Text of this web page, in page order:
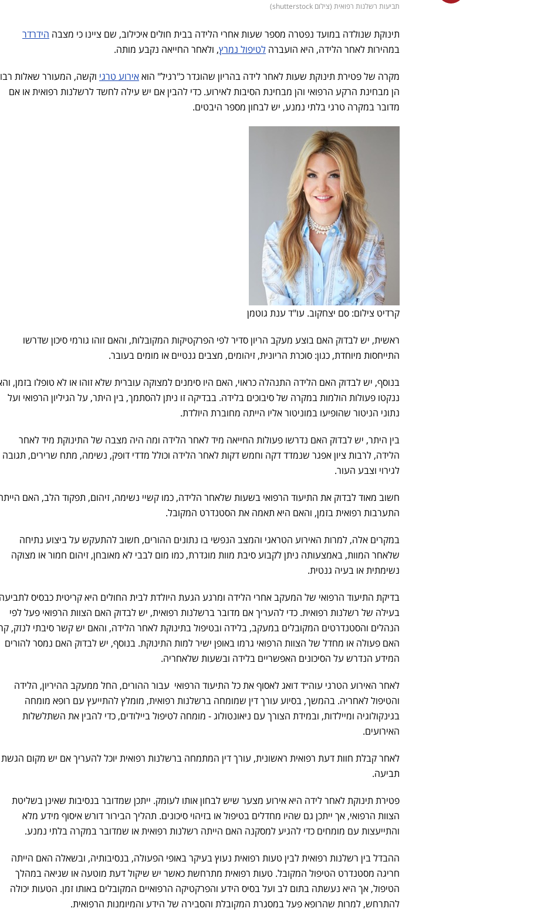
תביעות רשלנות רפואית (צילום shutterstock)
תינוקת שנולדה במועד נפטרה מספר שעות אחרי הלידה בבית חולים איכילוב, שם ציינו כי מצבה הידרדר
במהירות לאחר הלידה, היא הועברה לטיפול נמרץ, ולאחר החייאה נקבע מותה.
מקרה של פטירת תינוקת שעות לאחר לידה בהריון שהוגדר כ"רגיל" הואאירוע טרגי וקשה, המעורר שאלות
הן מבחינת הרקע הרפואי והן מבחינת הסיבות לאירוע. כדי להבין אם יש עילה לחשד לרשלנות רפואית או אם
מדובר במקרה טרגי בלתי נמנע, יש לבחון מספר היבטים.
קרדיט צילום: סם יצחקוב. עו"ד ענת גוטמן
ראשית, יש לבדוק האם בוצע מעקב הריון סדיר לפי הפרקטיקות המקובלות, והאם זוהו גורמי סיכון שדרשו
התייחסות מיוחדת, כגון: סוכרת הריונית, זיהומים, מצבים גנטיים או מומים בעובר.
בנוסף, יש לבדוק האם הלידה התנהלה כראוי, האם היו סימנים למצוקה עוברית שלא זוהו או לא טופלו בזמן,
ננקטו פעולות הולמות במקרה של סיבוכים בלידה. בבדיקה זו ניתן להסתמך, בין היתר, על הגיליון הרפואי ועל
נתוני הניטור שהופיעו במוניטור אליו הייתה מחוברת היולדת.
בין היתר, יש לבדוק האם נדרשו פעולות החייאה מיד לאחר הלידה ומה היה מצבה של התינוקת מיד לאחר
הלידה, לרבות ציון אפגר שנמדד דקה וחמש דקות לאחר הלידה וכולל מדדי דופק, נשימה, מתח שרירים, תגובה
לגירוי וצבע העור.
חשוב מאוד לבדוק את התיעוד הרפואי בשעות שלאחר הלידה, כמו קשיי נשימה, זיהום, תפקוד הלב, האם
התערבות רפואית בזמן, והאם היא תאמה את הסטנדרט המקובל.
במקרים אלה, למרות האירוע הטראגי והמצב הנפשי בו נתונים ההורים, חשוב להתעקש על ביצוע נתיחה
שלאחר המוות, באמצעותה ניתן לקבוע סיבת מוות מוגדרת, כמו מום לבבי לא מאובחן, זיהום חמור או מצוקה
נשימתית או בעיה גנטית.
בדיקת התיעוד הרפואי של המעקב אחרי הלידה ומרגע הגעת היולדת לבית החולים היא קריטית כבסיס לתביעה
בעילה של רשלנות רפואית. כדי להעריך אם מדובר ברשלנות רפואית, יש לבדוק האם הצוות הרפואי פעל לפי
הנהלים והסטנדרטים המקובלים במעקב, בלידה ובטיפול בתינוקת לאחר הלידה, והאם יש קשר סיבתי לנזק,
האם פעולה או מחדל של הצוות הרפואי גרמו באופן ישיר למות התינוקת. בנוסף, יש לבדוק האם נמסר להורים
המידע הנדרש על הסיכונים האפשריים בלידה ובשעות שלאחריה.
לאחר האירוע הטרגי עוה״ד דואג לאסוף את כל התיעוד הרפואי עבור ההורים, החל ממעקב ההיריון, הלידה
והטיפול לאחריה. בהמשך, בסיוע עורך דין שמומחה ברשלנות רפואית, מומלץ להתייעץ עם רופא מומחה
בגינקולוגיה ומיילדות, ובמידת הצורך עם ניאונטולוג - מומחה לטיפול ביילודים, כדי להבין את השתלשלות
האירועים.
לאחר קבלת חוות דעת רפואית ראשונית, עורך דין המתמחה ברשלנות רפואית יוכל להעריך אם יש מקום הגשת
תביעה.
פטירת תינוקת לאחר לידה היא אירוע מצער שיש לבחון אותו לעומק. ייתכן שמדובר בנסיבות שאינן בשליטת
הצוות הרפואי, אך ייתכן גם שהיו מחדלים בטיפול או בזיהוי סיכונים. תהליך הבירור דורש איסוף מידע מלא
והתייעצות עם מומחים כדי להגיע למסקנה האם הייתה רשלנות רפואית או שמדובר במקרה בלתי נמנע.
ההבדל בין רשלנות רפואית לבין טעות רפואית נעוץ בעיקר באופי הפעולה, בנסיבותיה, ובשאלה האם הייתה
חריגה מסטנדרט הטיפול המקובל. טעות רפואית מתרחשת כאשר יש שיקול דעת מוטעה או שגיאה במהלך
הטיפול, אך היא נעשתה בתום לב ועל בסיס הידע והפרקטיקה הרפואיים המקובלים באותו זמן. הטעות יכולה
להתרחש, למרות שהרופא פעל במסגרת המקובלת והסבירה של הידע והמיומנות הרפואית.